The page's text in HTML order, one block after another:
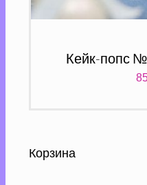
Кейк-попс
Корзина